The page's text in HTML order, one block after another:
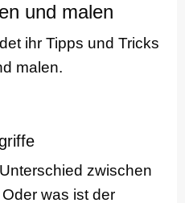
und malen
ihr Tipps und Tricks
malen.
zwischen
was ist der